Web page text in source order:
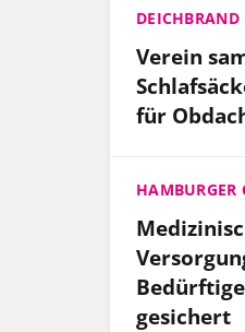
DEICHBRAND
Verein
für
HAMBURGER
gesichert